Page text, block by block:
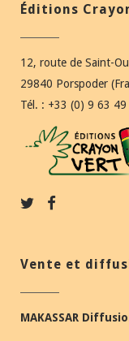
Éditions
12, route de Saint-
29840 Porspoder
Tél. : +33 (0) 9 63
Vente et
MAKASSAR